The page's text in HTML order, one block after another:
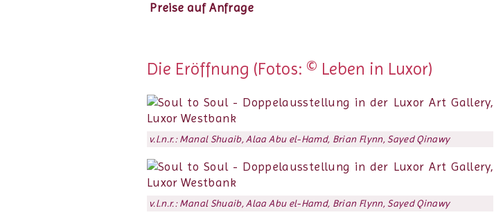
Preise auf Anfrage
Die Eröffnung (Fotos: © Leben in Luxor)
v.l.n.r.: Manal Shuaib, Alaa Abu el-Hamd, Brian Flynn, Sayed Qinawy
v.l.n.r.: Manal Shuaib, Alaa Abu el-Hamd, Brian Flynn, Sayed Qinawy